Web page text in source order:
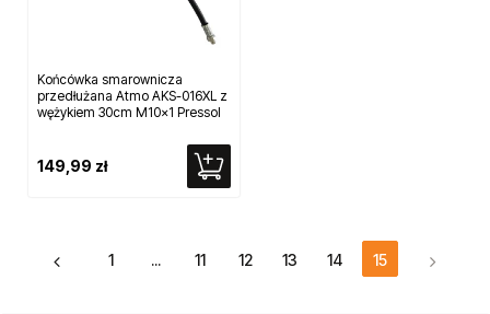
Końcówka smarownicza
przedłużana Atmo AKS-016XL z
wężykiem 30cm M10x1 Pressol
149,99 zł
1 ... 11 12 13 14 15